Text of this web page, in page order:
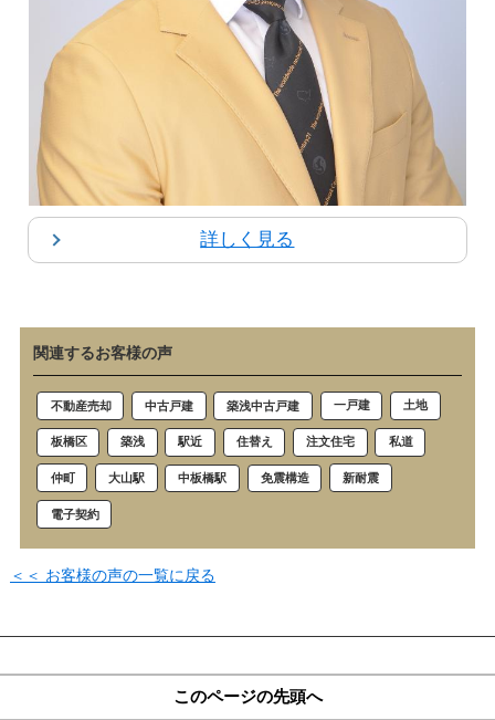
詳しく見る
関連するお客様の声
不動産売却 中古戸建 築浅中古戸建 一戸建 土地
板橋区 築浅 駅近 住替え 注文住宅 私道
仲町 大山駅 中板橋駅 免震構造 新耐震
電子契約
＜＜ お客様の声の一覧に戻る
このページの先頭へ